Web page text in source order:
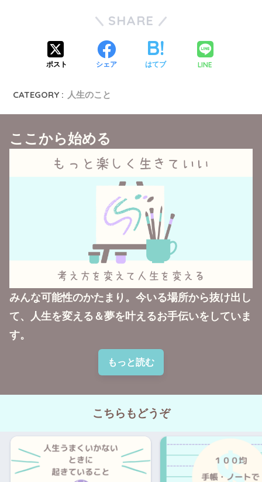
SHARE
ポスト シェア はてブ LINE
CATEGORY : 人生のこと
ここから始める
みんな可能性のかたまり。今いる場所から抜け出し
て、人生を変える＆夢を叶えるお手伝いをしていま
す。
もっと読む
こちらもどうぞ